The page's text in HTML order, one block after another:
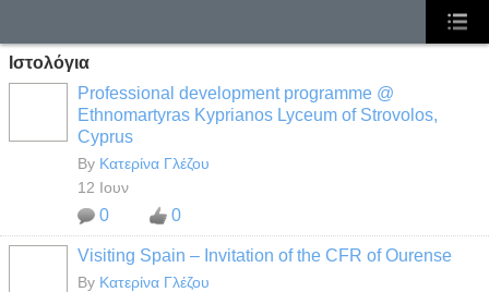
Ιστολόγια
Professional development programme @
Ethnomartyras Kyprianos Lyceum of Strovolos,
Cyprus
By Κατερίνα Γλέζου
12 Ιουν
0 0
Visiting Spain – Invitation of the CFR of Ourense
By Κατερίνα Γλέζου